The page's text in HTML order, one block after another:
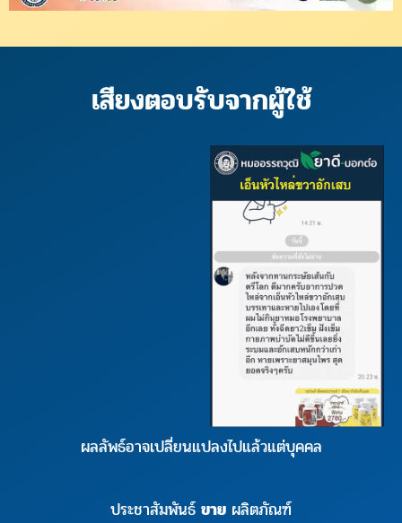
เสียงตอบรับจากผู้ใช้
ผลลัพธ์อาจเปลี่ยนแปลงไปแล้วแต่บุคคล
ประชาสัมพันธ์ ขาย ผลิตภัณฑ์